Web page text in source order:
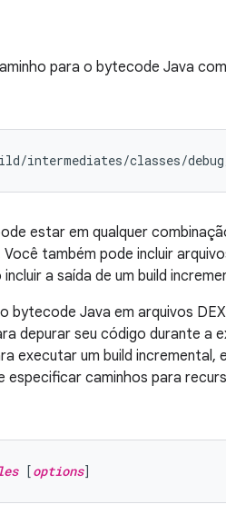
para o bytecode Java
estar em qualquer
Você também pode incluir
a saída de um build
bytecode Java em arquivos
depurar seu código durante a
executar um build
especificar caminhos para
[options